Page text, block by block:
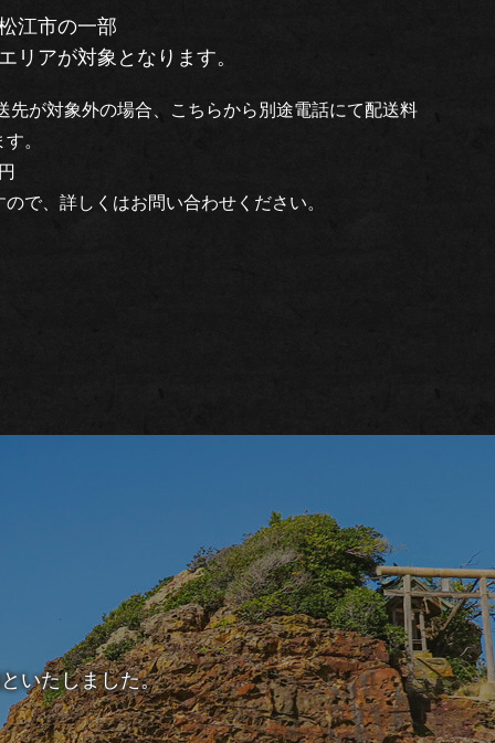
江市の一部
リアが対象となります。
が対象外の場合、こちらから別途電話にて配送料
。
で、詳しくはお問い合わせください。
いたしました。